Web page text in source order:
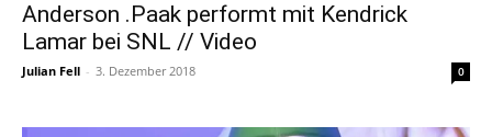
Anderson .Paak performt mit Kendrick
Lamar bei SNL // Video
Julian Fell - 3. Dezember 2018 0